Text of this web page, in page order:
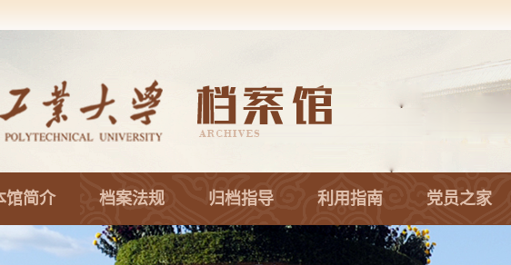
馆简介 档案法规 归档指导 利用指南 党员之家